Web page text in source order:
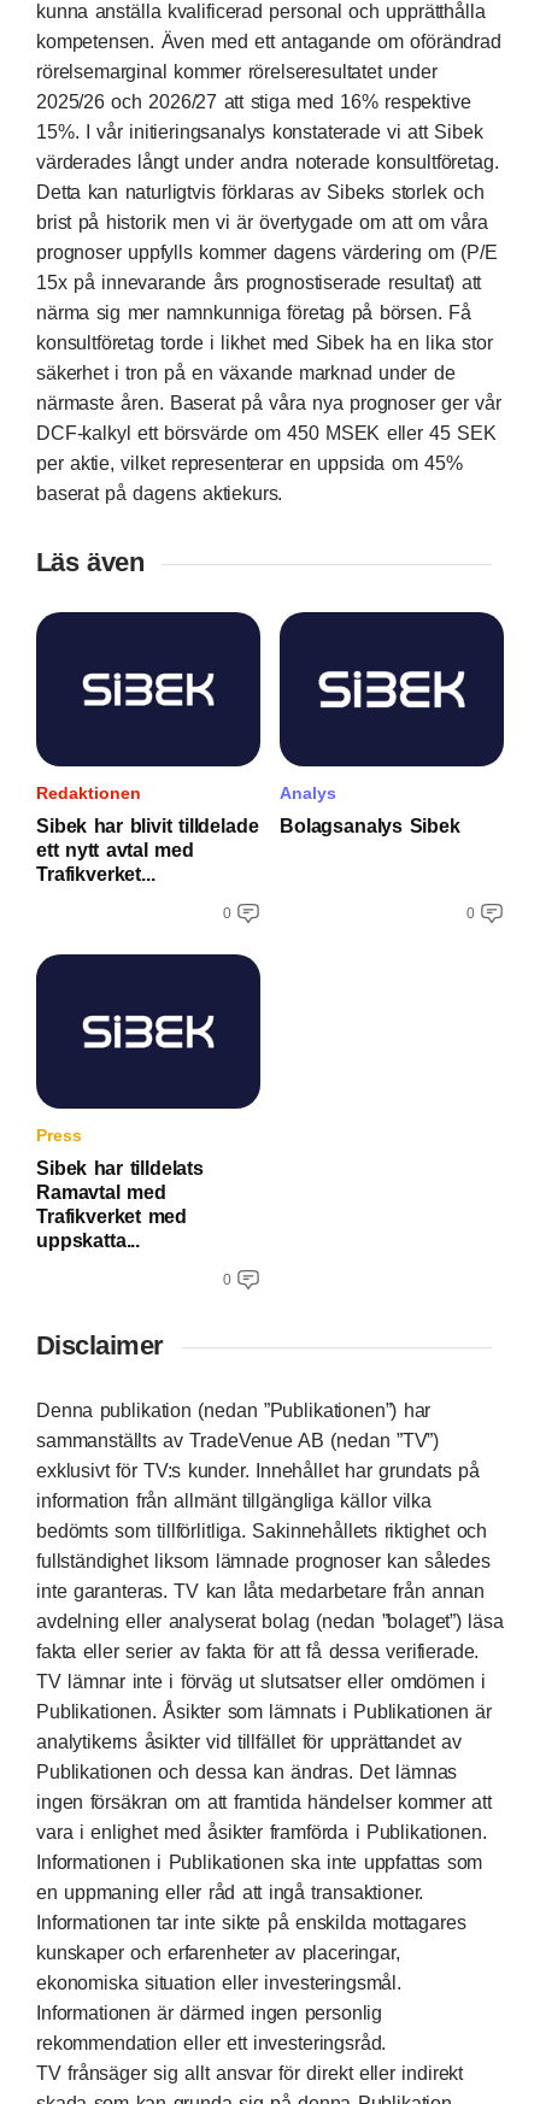
kunna anställa kvalificerad personal och upprätthålla
kompetensen. Även med ett antagande om oförändrad
rörelsemarginal kommer rörelseresultatet under
2025/26 och 2026/27 att stiga med 16% respektive
15%. I vår initieringsanalys konstaterade vi att Sibek
värderades långt under andra noterade konsultföretag.
Detta kan naturligtvis förklaras av Sibeks storlek och
brist på historik men vi är övertygade om att om våra
prognoser uppfylls kommer dagens värdering om (P/E
15x på innevarande års prognostiserade resultat) att
närma sig mer namnkunniga företag på börsen. Få
konsultföretag torde i likhet med Sibek ha en lika stor
säkerhet i tron på en växande marknad under de
närmaste åren. Baserat på våra nya prognoser ger vår
DCF-kalkyl ett börsvärde om 450 MSEK eller 45 SEK
per aktie, vilket representerar en uppsida om 45%
baserat på dagens aktiekurs.
Läs även
Redaktionen
Sibek har blivit tilldelade
ett nytt avtal med
Trafikverket...
0
Analys
Bolagsanalys Sibek
0
Press
Sibek har tilldelats
Ramavtal med
Trafikverket med
uppskatta...
0
Disclaimer
Denna publikation (nedan ”Publikationen”) har
sammanställts av TradeVenue AB (nedan ”TV”)
exklusivt för TV:s kunder. Innehållet har grundats på
information från allmänt tillgängliga källor vilka
bedömts som tillförlitliga. Sakinnehållets riktighet och
fullständighet liksom lämnade prognoser kan således
inte garanteras. TV kan låta medarbetare från annan
avdelning eller analyserat bolag (nedan ”bolaget”) läsa
fakta eller serier av fakta för att få dessa verifierade.
TV lämnar inte i förväg ut slutsatser eller omdömen i
Publikationen. Åsikter som lämnats i Publikationen är
analytikerns åsikter vid tillfället för upprättandet av
Publikationen och dessa kan ändras. Det lämnas
ingen försäkran om att framtida händelser kommer att
vara i enlighet med åsikter framförda i Publikationen.
Informationen i Publikationen ska inte uppfattas som
en uppmaning eller råd att ingå transaktioner.
Informationen tar inte sikte på enskilda mottagares
kunskaper och erfarenheter av placeringar,
ekonomiska situation eller investeringsmål.
Informationen är därmed ingen personlig
rekommendation eller ett investeringsråd.
TV frånsäger sig allt ansvar för direkt eller indirekt